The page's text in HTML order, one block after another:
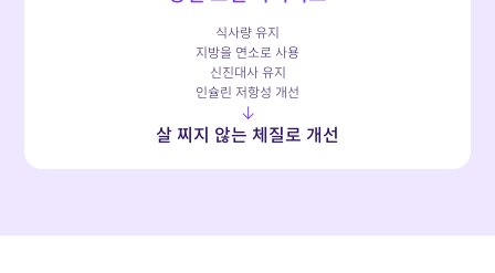
식사량 유지
지방을 연소로 사용
신진대사 유지
인슐린 저항성 개선
↓
살 찌지 않는 체질로 개선